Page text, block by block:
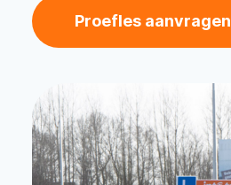
Proefles aanvragen